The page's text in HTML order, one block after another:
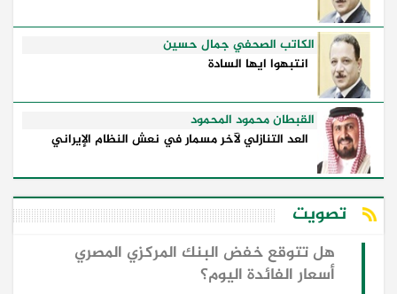
الكاتب الصحفي جمال حسين
انتبهوا ايها السادة
القبطان محمود المحمود
العد التنازلي لآخر مسمار في نعش النظام الإيراني
تصويت
هل تتوقع خفض البنك المركزي المصري
أسعار الفائدة اليوم؟